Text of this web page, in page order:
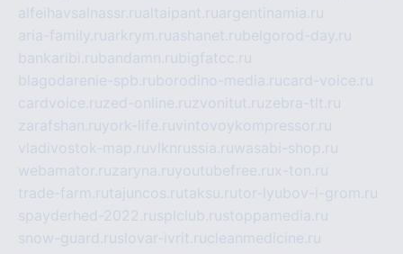
alfeihavsalnassr.rualtaipant.ruargentinamia.ru
aria-family.ruarkrym.ruashanet.rubelgorod-day.ru
bankaribi.rubandamn.rubigfatcc.ru
blagodarenie-spb.ruborodino-media.rucard-voice.ru
cardvoice.ruzed-online.ruzvonitut.ruzebra-tlt.ru
zarafshan.ruyork-life.ruvintovoykompressor.ru
vladivostok-map.ruvlknrussia.ruwasabi-shop.ru
webamator.ruzaryna.ruyoutubefree.rux-ton.ru
trade-farm.rutajuncos.rutaksu.rutor-lyubov-i-grom.ru
spayderhed-2022.rusplclub.rustoppamedia.ru
snow-guard.ruslovar-ivrit.rucleanmedicine.ru